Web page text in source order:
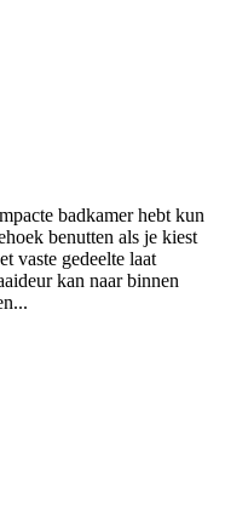
badkamer hebt kun
benutten als je kiest
vaste gedeelte laat
kan naar binnen